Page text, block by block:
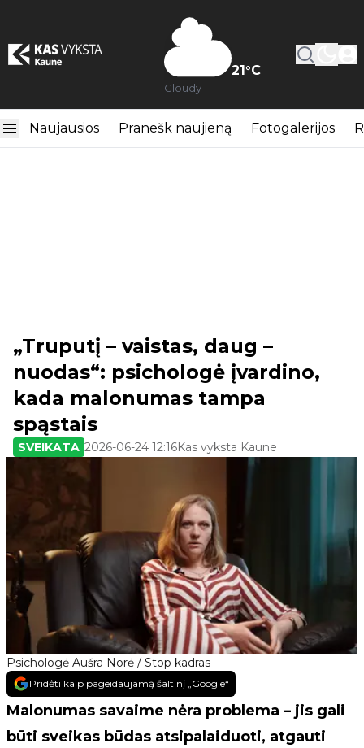
21°C
Cloudy
Naujausios Pranešk naujieną Fotogalerijos
Psichologė Aušra Norė / Stop kadras
„Truputį – vaistas, daug –
nuodas“: psichologė įvardino,
kada malonumas tampa
spąstais
SVEIKATA 2026-06-24 12:16Kas vyksta Kaune
Pridėti kaip pageidaujamą šaltinį „Google“
Malonumas savaime nėra problema – jis gali
būti sveikas būdas atsipalaiduoti, atgauti